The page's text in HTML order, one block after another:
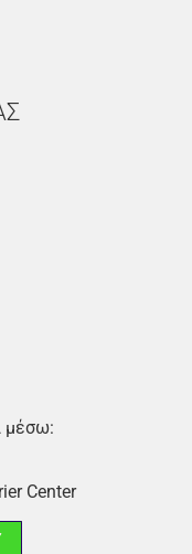
μέσω: